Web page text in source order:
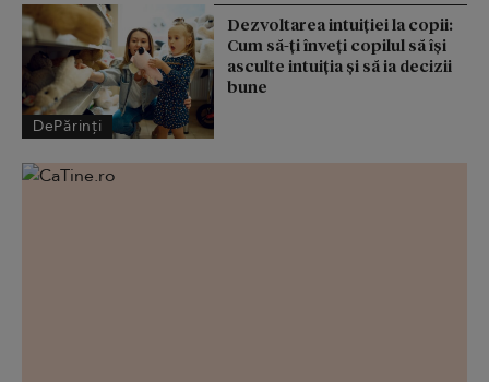
DePărinți
Dezvoltarea intuiției la copii:
Cum să-ți înveți copilul să își
asculte intuiția și să ia decizii
bune